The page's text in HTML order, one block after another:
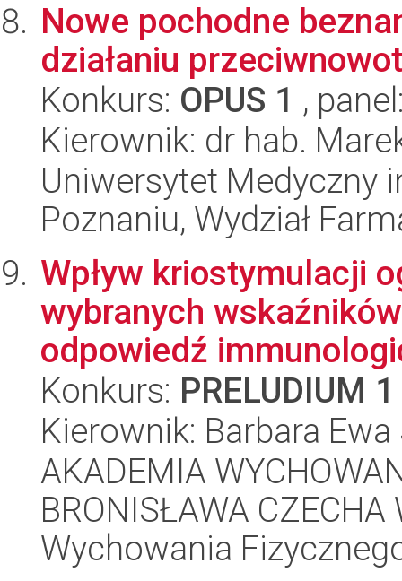
Nowe pochodne
działaniu
Konkurs: OPUS 1 ,
Kierownik: dr hab.
Uniwersytet Medyczny
Poznaniu, Wydział
Wpływ kriostymulacji
wybranych
odpowiedź
Konkurs: PRELUDIUM 1
Kierownik: Barbara
AKADEMIA
BRONISŁAWA CZECHA
Wychowania